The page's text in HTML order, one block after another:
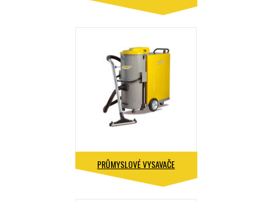
PRŮMYSLOVÉ VYSAVAČE